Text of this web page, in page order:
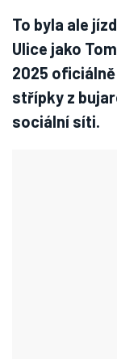
To byla ale
Ulice jako
2025
střípky z
sociální síti.